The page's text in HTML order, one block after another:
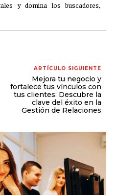
y domina los buscadores,
ARTÍCULO SIGUIENTE
Mejora tu negocio y
fortalece tus vínculos con
tus clientes: Descubre la
clave del éxito en la
Gestión de Relaciones